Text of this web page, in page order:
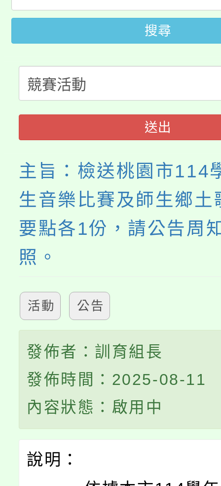
田徑場及游泳池舉行。
桃園市低收入戶享有免
視費優惠，中低收入戶
半價優惠，詳情可洽有
者。
大園自造教育及科技
份教師研習
淨零綠生活教案入校路
會
115年食農教育專業人
搜尋
送出
主旨：檢送桃園市114
生音樂比賽及師生鄉土
要點各1份，請公告周
照。
活動 公告
發佈者：訓育組長
發佈時間：2025-08-11
內容狀態：啟用中
說明：